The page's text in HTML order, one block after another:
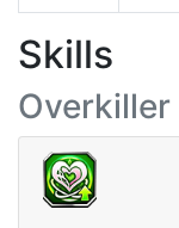
Skills
Overkiller